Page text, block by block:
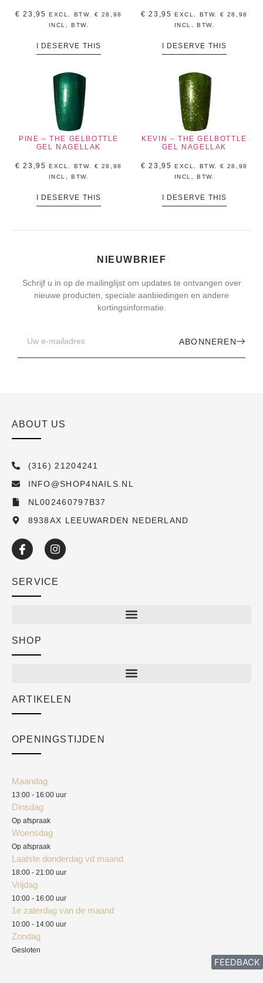
€ 23,95 EXCL. BTW. € 28,98
INCL, BTW.
I DESERVE THIS
€ 23,95 EXCL. BTW. € 28,98
INCL, BTW.
I DESERVE THIS
PINE – THE GELBOTTLE
GEL NAGELLAK
€ 23,95 EXCL. BTW. € 28,98
INCL, BTW.
I DESERVE THIS
KEVIN – THE GELBOTTLE
GEL NAGELLAK
€ 23,95 EXCL. BTW. € 28,98
INCL, BTW.
I DESERVE THIS
NIEUWBRIEF
Schrijf u in op de mailinglijst om updates te ontvangen over
nieuwe producten, speciale aanbiedingen en andere
kortingsinformatie.
ABONNEREN
ABOUT US
(316) 21204241
INFO@SHOP4NAILS.NL
NL002460797B37
8938AX LEEUWARDEN NEDERLAND
SERVICE
Academy
SHOP
ARTIKELEN
OPENINGSTIJDEN
Maandag
13:00 - 16:00 uur
Dinsdag
Op afspraak
Woensdag
Op afspraak
Laatste donderdag vd maand
18:00 - 21:00 uur
Vrijdag
10:00 - 16:00 uur
1e zaterdag van de maand
10:00 - 14:00 uur
Zondag
Gesloten
FEEDBACK